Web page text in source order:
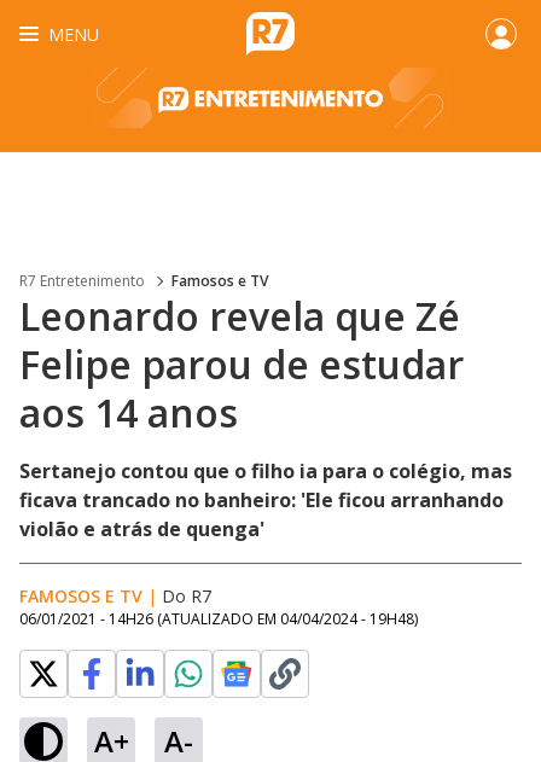
MENU
R7 Entretenimento Famosos e TV
Leonardo revela que Zé
Felipe parou de estudar
aos 14 anos
Sertanejo contou que o filho ia para o colégio, mas
ficava trancado no banheiro: 'Ele ficou arranhando
violão e atrás de quenga'
FAMOSOS E TV | Do R7
06/01/2021 - 14H26 (ATUALIZADO EM 04/04/2024 - 19H48)
A+ A-